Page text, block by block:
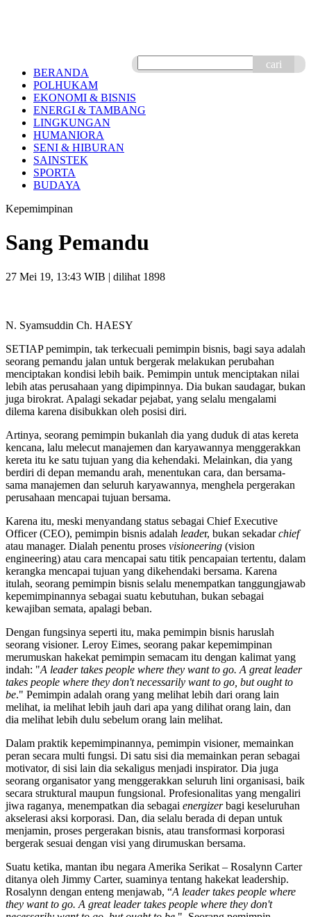
cari
BERANDA
POLHUKAM
EKONOMI & BISNIS
ENERGI & TAMBANG
LINGKUNGAN
HUMANIORA
SENI & HIBURAN
SAINSTEK
SPORTA
BUDAYA
Kepemimpinan
Sang Pemandu
27 Mei 19, 13:43 WIB | dilihat 1898
N. Syamsuddin Ch. HAESY
SETIAP pemimpin, tak terkecuali pemimpin bisnis, bagi saya adalah
seorang pemandu jalan untuk bergerak melakukan perubahan
menciptakan kondisi lebih baik. Pemimpin untuk menciptakan nilai
lebih atas perusahaan yang dipimpinnya. Dia bukan saudagar, bukan
juga birokrat. Apalagi sekadar pejabat, yang selalu mengalami
dilema karena disibukkan oleh posisi diri.
Artinya, seorang pemimpin bukanlah dia yang duduk di atas kereta
kencana, lalu melecut manajemen dan karyawannya menggerakkan
kereta itu ke satu tujuan yang dia kehendaki. Melainkan, dia yang
berdiri di depan memandu arah, menentukan cara, dan bersama-
sama manajemen dan seluruh karyawannya, menghela pergerakan
perusahaan mencapai tujuan bersama.
Karena itu, meski menyandang status sebagai Chief Executive
Officer (CEO), pemimpin bisnis adalah leader, bukan sekadarchief
atau manager. Dialah penentu proses visioneering (vision
engineering) atau cara mencapai satu titik pencapaian tertentu, dalam
kerangka mencapai tujuan yang dikehendaki bersama. Karena
itulah, seorang pemimpin bisnis selalu menempatkan tanggungjawab
kepemimpinannya sebagai suatu kebutuhan, bukan sebagai
kewajiban semata, apalagi beban.
Dengan fungsinya seperti itu, maka pemimpin bisnis haruslah
seorang visioner. Leroy Eimes, seorang pakar kepemimpinan
merumuskan hakekat pemimpin semacam itu dengan kalimat yang
indah: "A leader takes people where they want to go. A great leader
takes people where they don't necessarily want to go, but ought to
be." Pemimpin adalah orang yang melihat lebih dari orang lain
melihat, ia melihat lebih jauh dari apa yang dilihat orang lain, dan
dia melihat lebih dulu sebelum orang lain melihat.
Dalam praktik kepemimpinannya, pemimpin visioner, memainkan
peran secara multi fungsi. Di satu sisi dia memainkan peran sebagai
motivator, di sisi lain dia sekaligus menjadi inspirator. Dia juga
seorang organisator yang menggerakkan seluruh lini organisasi, baik
secara struktural maupun fungsional. Profesionalitas yang mengaliri
jiwa raganya, menempatkan dia sebagai energizerbagi keseluruhan
akselerasi aksi korporasi. Dan, dia selalu berada di depan untuk
menjamin, proses pergerakan bisnis, atau transformasi korporasi
bergerak sesuai dengan visi yang dirumuskan bersama.
Suatu ketika, mantan ibu negara Amerika Serikat – Rosalynn Carter
ditanya oleh Jimmy Carter, suaminya tentang hakekat leadership.
Rosalynn dengan enteng menjawab, “A leader takes people where
they want to go. A great leader takes people where they don't